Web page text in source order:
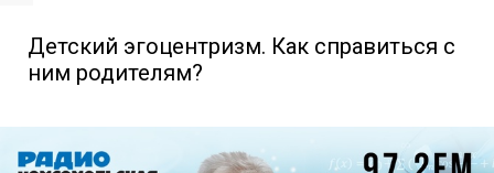
Детский эгоцентризм. Как справиться с
ним родителям?